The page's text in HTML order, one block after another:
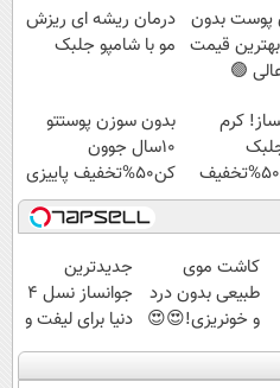
پوست بدون
قیمت
🟢
درمان ریشه ای ریزش
مو با شامپو جلبک
کرم
بدون سوزن پوستتو
10سال جوون
کن50%تخفیف پاییزی
کاشت موی
طبیعی بدون درد
و خونریزی!😍😍
جدیدترین
جوانساز نسل 4
دنیا برای لیفت و
کلاژن سازی 😍
مشاوره رایگانه